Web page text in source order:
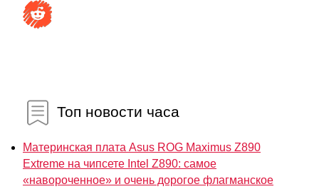
Топ новости часа
Материнская плата Asus ROG Maximus Z890
Extreme на чипсете Intel Z890: самое
«навороченное» и очень дорогое флагманское